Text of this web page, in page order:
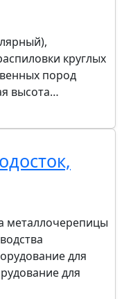
круглых
пород
высота…
металлочерепицы
для
для